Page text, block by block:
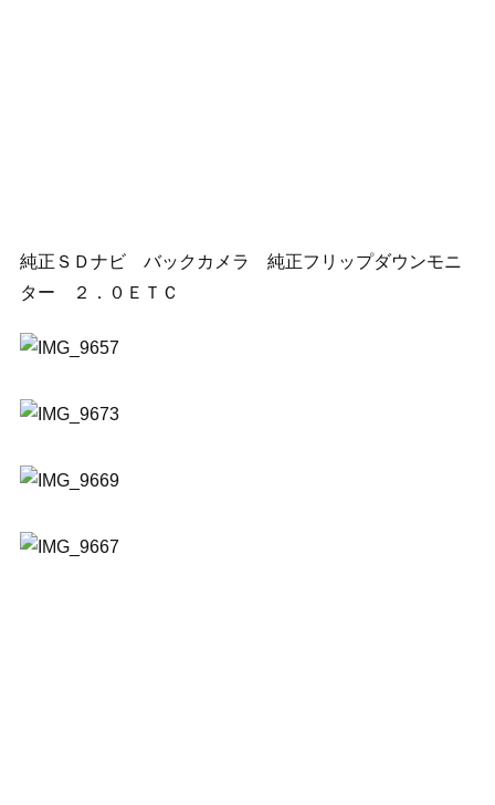
純正ＳＤナビ バックカメラ 純正フリップダウンモニ
ター ２．０ＥＴＣ